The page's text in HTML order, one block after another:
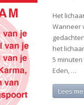
Het
Wanneer
het
5
Eden, …
Lees